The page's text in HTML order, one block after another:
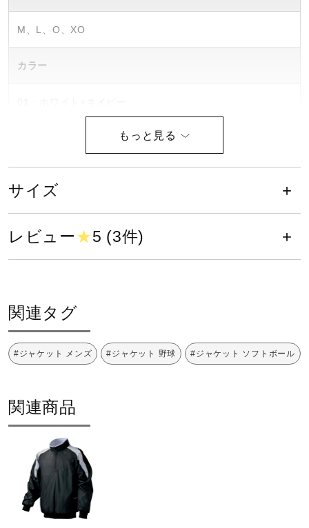
健康／エクササイズ
メディカル
コラボ／ライセンス
セール
サポート
直営店一覧
取扱店一覧
M、L、O、XO
カラー
素材
表地：ポリエステル100％
原産国
中国製
サイズ
レビュー★5 (3件)
関連タグ
#ジャケット メンズ #ジャケット 野球 #ジャケット ソフトボール
関連商品